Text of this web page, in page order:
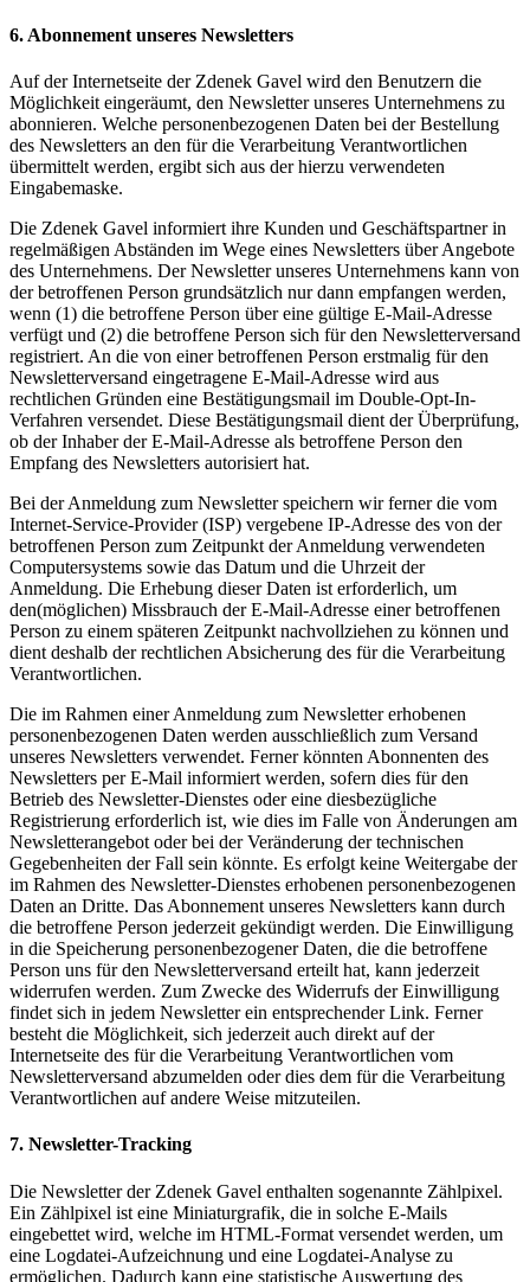
6. Abonnement unseres Newsletters
Auf der Internetseite der Zdenek Gavel wird den Benutzern die
Möglichkeit eingeräumt, den Newsletter unseres Unternehmens zu
abonnieren. Welche personenbezogenen Daten bei der Bestellung
des Newsletters an den für die Verarbeitung Verantwortlichen
übermittelt werden, ergibt sich aus der hierzu verwendeten
Eingabemaske.
Die Zdenek Gavel informiert ihre Kunden und Geschäftspartner in
regelmäßigen Abständen im Wege eines Newsletters über Angebote
des Unternehmens. Der Newsletter unseres Unternehmens kann von
der betroffenen Person grundsätzlich nur dann empfangen werden,
wenn (1) die betroffene Person über eine gültige E-Mail-Adresse
verfügt und (2) die betroffene Person sich für den Newsletterversand
registriert. An die von einer betroffenen Person erstmalig für den
Newsletterversand eingetragene E-Mail-Adresse wird aus
rechtlichen Gründen eine Bestätigungsmail im Double-Opt-In-
Verfahren versendet. Diese Bestätigungsmail dient der Überprüfung,
ob der Inhaber der E-Mail-Adresse als betroffene Person den
Empfang des Newsletters autorisiert hat.
Bei der Anmeldung zum Newsletter speichern wir ferner die vom
Internet-Service-Provider (ISP) vergebene IP-Adresse des von der
betroffenen Person zum Zeitpunkt der Anmeldung verwendeten
Computersystems sowie das Datum und die Uhrzeit der
Anmeldung. Die Erhebung dieser Daten ist erforderlich, um
den(möglichen) Missbrauch der E-Mail-Adresse einer betroffenen
Person zu einem späteren Zeitpunkt nachvollziehen zu können und
dient deshalb der rechtlichen Absicherung des für die Verarbeitung
Verantwortlichen.
Die im Rahmen einer Anmeldung zum Newsletter erhobenen
personenbezogenen Daten werden ausschließlich zum Versand
unseres Newsletters verwendet. Ferner könnten Abonnenten des
Newsletters per E-Mail informiert werden, sofern dies für den
Betrieb des Newsletter-Dienstes oder eine diesbezügliche
Registrierung erforderlich ist, wie dies im Falle von Änderungen am
Newsletterangebot oder bei der Veränderung der technischen
Gegebenheiten der Fall sein könnte. Es erfolgt keine Weitergabe der
im Rahmen des Newsletter-Dienstes erhobenen personenbezogenen
Daten an Dritte. Das Abonnement unseres Newsletters kann durch
die betroffene Person jederzeit gekündigt werden. Die Einwilligung
in die Speicherung personenbezogener Daten, die die betroffene
Person uns für den Newsletterversand erteilt hat, kann jederzeit
widerrufen werden. Zum Zwecke des Widerrufs der Einwilligung
findet sich in jedem Newsletter ein entsprechender Link. Ferner
besteht die Möglichkeit, sich jederzeit auch direkt auf der
Internetseite des für die Verarbeitung Verantwortlichen vom
Newsletterversand abzumelden oder dies dem für die Verarbeitung
Verantwortlichen auf andere Weise mitzuteilen.
7. Newsletter-Tracking
Die Newsletter der Zdenek Gavel enthalten sogenannte Zählpixel.
Ein Zählpixel ist eine Miniaturgrafik, die in solche E-Mails
eingebettet wird, welche im HTML-Format versendet werden, um
eine Logdatei-Aufzeichnung und eine Logdatei-Analyse zu
ermöglichen. Dadurch kann eine statistische Auswertung des